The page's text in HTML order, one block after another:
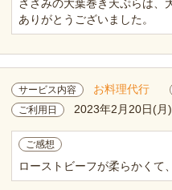
ささみの大葉巻き天ぷらは、
ありがとうございました。
サービス内容 お料理代行
ご利用日 2023年2月20日(月)
ご感想
ローストビーフが柔らかくて